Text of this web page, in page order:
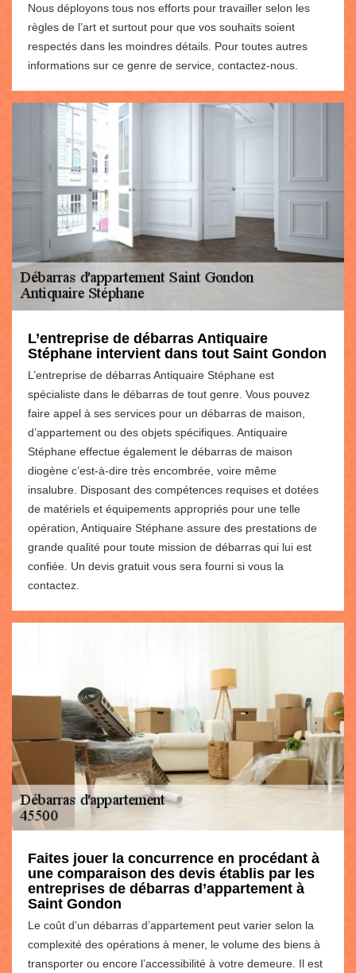
Nous déployons tous nos efforts pour travailler selon les
règles de l’art et surtout pour que vos souhaits soient
respectés dans les moindres détails. Pour toutes autres
informations sur ce genre de service, contactez-nous.
L’entreprise de débarras Antiquaire
Stéphane intervient dans tout Saint Gondon
L’entreprise de débarras Antiquaire Stéphane est
spécialiste dans le débarras de tout genre. Vous pouvez
faire appel à ses services pour un débarras de maison,
d’appartement ou des objets spécifiques. Antiquaire
Stéphane effectue également le débarras de maison
diogène c’est-à-dire très encombrée, voire même
insalubre. Disposant des compétences requises et dotées
de matériels et équipements appropriés pour une telle
opération, Antiquaire Stéphane assure des prestations de
grande qualité pour toute mission de débarras qui lui est
confiée. Un devis gratuit vous sera fourni si vous la
contactez.
Faites jouer la concurrence en procédant à
une comparaison des devis établis par les
entreprises de débarras d’appartement à
Saint Gondon
Le coût d’un débarras d’appartement peut varier selon la
complexité des opérations à mener, le volume des biens à
transporter ou encore l’accessibilité à votre demeure. Il est